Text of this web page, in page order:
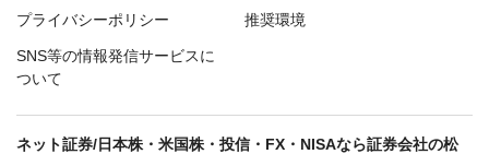
プライバシーポリシー 推奨環境
SNS等の情報発信サービスに
ついて
ネット証券/日本株・米国株・投信・FX・NISAなら証券会社の松